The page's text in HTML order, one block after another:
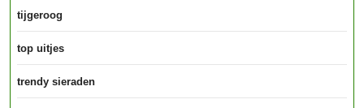
tijgeroog
top uitjes
trendy sieraden